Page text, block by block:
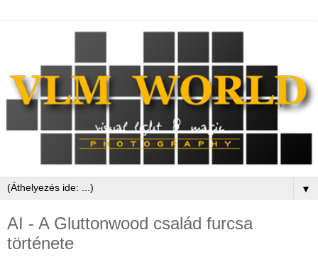
▼
AI - A Gluttonwood család furcsa
története